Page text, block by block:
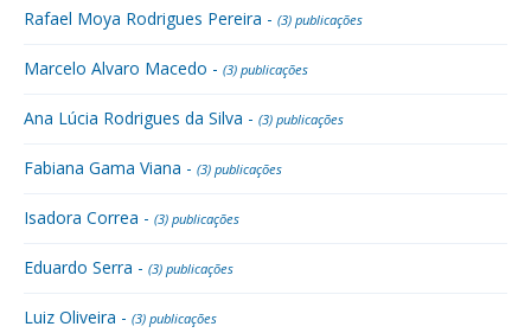
Rafael Moya Rodrigues Pereira - (3) publicações
Marcelo Alvaro Macedo - (3) publicações
Ana Lúcia Rodrigues da Silva - (3) publicações
Fabiana Gama Viana - (3) publicações
Isadora Correa - (3) publicações
Eduardo Serra - (3) publicações
Luiz Oliveira - (3) publicações